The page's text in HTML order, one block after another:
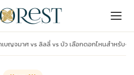
บญจมาศ vs ลิลลี่ vs บัว เลือกดอกไหนสำหรับง